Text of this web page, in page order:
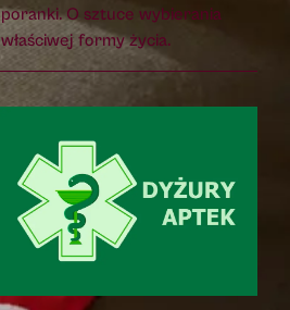
poranki. O sztuce wybierania
właściwej formy życia.